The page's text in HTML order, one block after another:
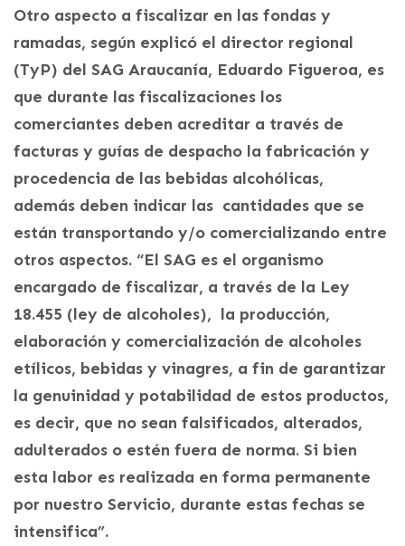
Otro aspecto a fiscalizar en las fondas y
ramadas, según explicó el director regional
(TyP) del SAG Araucanía, Eduardo Figueroa, es
que durante las fiscalizaciones los
comerciantes deben acreditar a través de
facturas y guías de despacho la fabricación y
procedencia de las bebidas alcohólicas,
además deben indicar las cantidades que se
están transportando y/o comercializando entre
otros aspectos. “El SAG es el organismo
encargado de fiscalizar, a través de la Ley
18.455 (ley de alcoholes), la producción,
elaboración y comercialización de alcoholes
etílicos, bebidas y vinagres, a fin de garantizar
la genuinidad y potabilidad de estos productos,
es decir, que no sean falsificados, alterados,
adulterados o estén fuera de norma. Si bien
esta labor es realizada en forma permanente
por nuestro Servicio, durante estas fechas se
intensifica”.